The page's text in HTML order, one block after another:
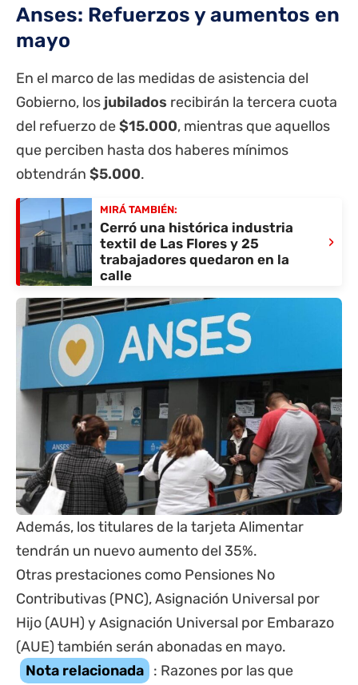
Anses: Refuerzos y aumentos en
mayo
En el marco de las medidas de asistencia del
Gobierno, los jubilados recibirán la tercera cuota
del refuerzo de$15.000, mientras que aquellos
que perciben hasta dos haberes mínimos
obtendrán $5.000.
MIRÁ TAMBIÉN:
Cerró una histórica industria
textil de Las Flores y 25
trabajadores quedaron en la
calle
›
Además, los titulares de la tarjeta Alimentar
tendrán un nuevo aumento del 35%.
Otras prestaciones como Pensiones No
Contributivas (PNC), Asignación Universal por
Hijo (AUH) y Asignación Universal por Embarazo
(AUE) también serán abonadas en mayo.
Nota relacionada : Razones por las que